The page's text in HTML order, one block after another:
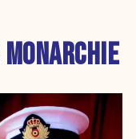
MONARCHIE